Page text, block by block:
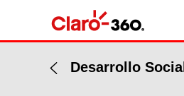
Desarrollo Social